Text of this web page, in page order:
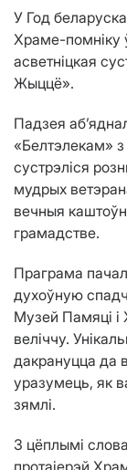
У Год
Храме-помніку
асветніцкая
Жыццё».
Падзея
«Белтэлекам»
сустрэліся
мудрых
вечныя
грамадстве.
Праграма
духоўную
Музей Памяці і
веліччу.
дакрануцца да
уразумець, як
зямлі.
З цёплымі